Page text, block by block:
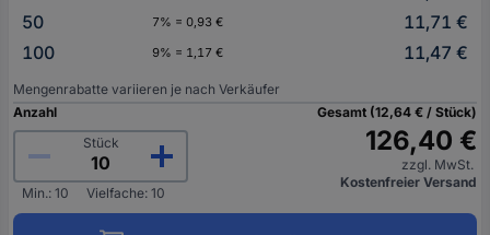
50
7% = 0,93 €
11,71 €
100
9% = 1,17 € 11,47 €
Mengenrabatte variieren je nach Verkäufer
Anzahl
Stück
Min.: 10 Vielfache: 10
Gesamt (12,64 € / Stück)
126,40 €
zzgl. MwSt.
Kostenfreier Versand